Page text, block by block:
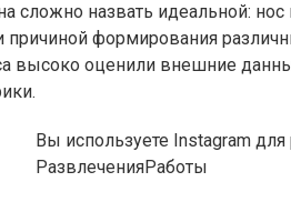
сложно назвать идеальной:
формирования
высоко оценили внешние
Вы используете Instagram
РазвлеченияРаботы